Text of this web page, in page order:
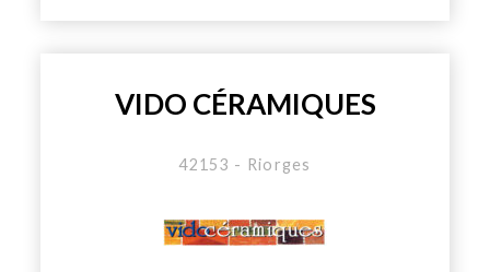
VIDO CÉRAMIQUES
42153 - Riorges